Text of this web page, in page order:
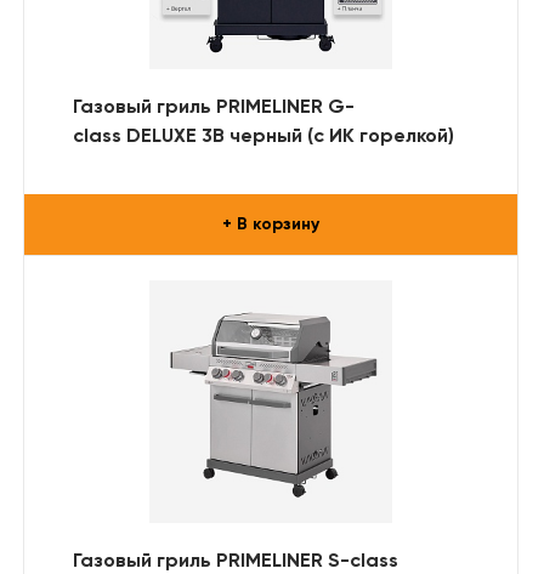
Газовый гриль PRIMELINER G-
class DELUXE 3B черный (с ИК горелкой)
+ В корзину
Газовый гриль PRIMELINER S-class